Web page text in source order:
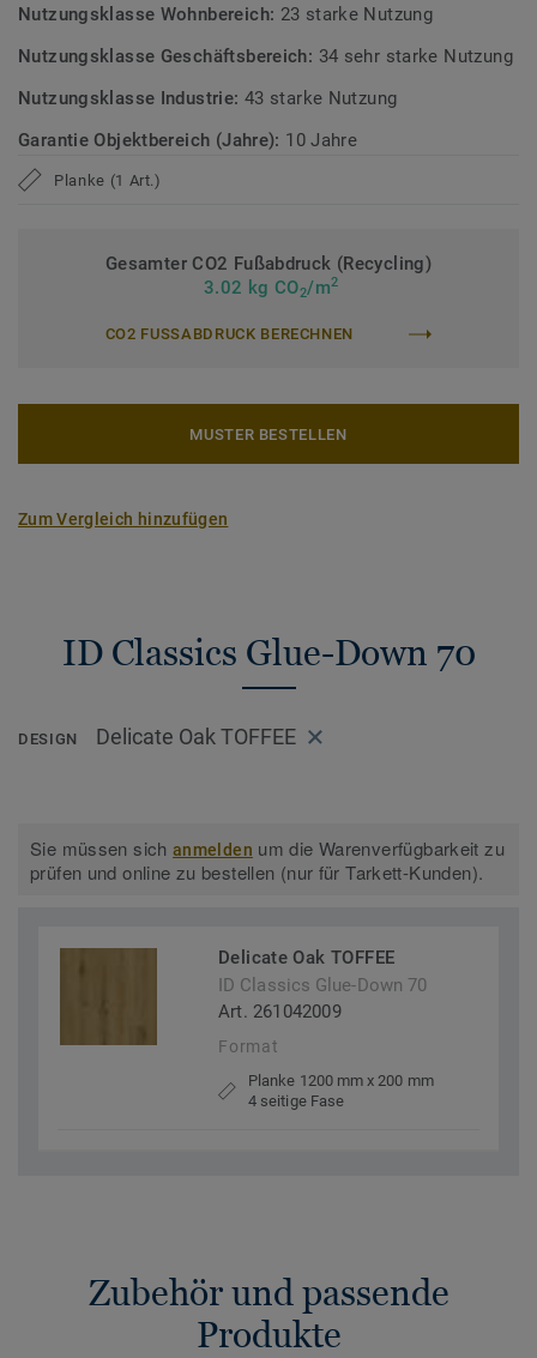
sehr niedrigen VOC-Emissionen gemäß gängigen
>> Erfahren Sie mehr über Tarkett Designböden.
Nutzungsklasse Wohnbereich: 23 starke Nutzung
Nutzungsklasse Geschäftsbereich: 34 sehr starke Nutzung
Nutzungsklasse Industrie: 43 starke Nutzung
Garantie Objektbereich (Jahre): 10 Jahre
Planke (1 Art.)
Gesamter CO2 Fußabdruck (Recycling)
3.02 kg CO2/m2
CO2 FUSSABDRUCK BERECHNEN
MUSTER BESTELLEN
Zum Vergleich hinzufügen
ID Classics Glue-Down 70
DESIGN Delicate Oak TOFFEE
Sie müssen sichanmelden um die Warenverfügbarkeit zu
prüfen und online zu bestellen (nur für Tarkett-Kunden).
Delicate Oak TOFFEE
ID Classics Glue-Down 70
Art. 261042009
Format
Planke 1200 mm x 200 mm
4 seitige Fase
Zubehör und passende
Produkte